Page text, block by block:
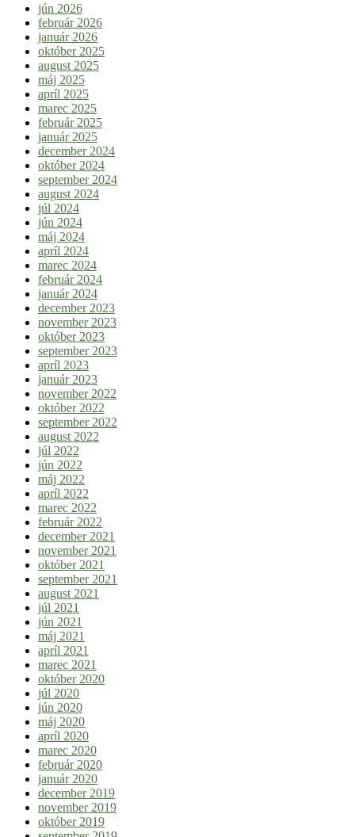
jún 2026
február 2026
január 2026
október 2025
august 2025
máj 2025
apríl 2025
marec 2025
február 2025
január 2025
december 2024
október 2024
september 2024
august 2024
júl 2024
jún 2024
máj 2024
apríl 2024
marec 2024
február 2024
január 2024
december 2023
november 2023
október 2023
september 2023
apríl 2023
január 2023
november 2022
október 2022
september 2022
august 2022
júl 2022
jún 2022
máj 2022
apríl 2022
marec 2022
február 2022
december 2021
november 2021
október 2021
september 2021
august 2021
júl 2021
jún 2021
máj 2021
apríl 2021
marec 2021
október 2020
júl 2020
jún 2020
máj 2020
apríl 2020
marec 2020
február 2020
január 2020
december 2019
november 2019
október 2019